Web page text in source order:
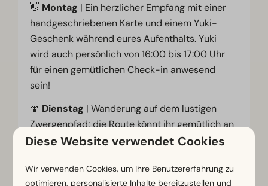
👋 Montag | Ein herzlicher Empfang mit einer
handgeschriebenen Karte und einem Yuki-
Geschenk während eures Aufenthalts. Yuki
wird auch persönlich von 16:00 bis 17:00 Uhr
für einen gemütlichen Check-in anwesend
sein!
🍄 Dienstag | Wanderung auf dem lustigen
Zwergenpfad; die Route könnt ihr gemütlich an
der Rezeption abholen. Am Nachmittag könnt
und planschen.
Diese Website verwendet Cookies
Wir verwenden Cookies, um Ihre Benutzererfahrung zu
optimieren, personalisierte Inhalte bereitzustellen und